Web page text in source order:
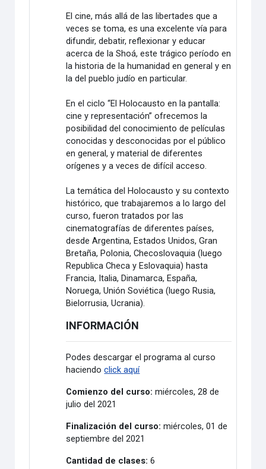
El cine, más allá de las libertades que a
veces se toma, es una excelente vía para
difundir, debatir, reflexionar y educar
acerca de la Shoá, este trágico período en
la historia de la humanidad en general y en
la del pueblo judío en particular.
En el ciclo “El Holocausto en la pantalla:
cine y representación” ofrecemos la
posibilidad del conocimiento de películas
conocidas y desconocidas por el público
en general, y material de diferentes
orígenes y a veces de difícil acceso.
La temática del Holocausto y su contexto
histórico, que trabajaremos a lo largo del
curso, fueron tratados por las
cinematografías de diferentes países,
desde Argentina, Estados Unidos, Gran
Bretaña, Polonia, Checoslovaquia (luego
Republica Checa y Eslovaquia) hasta
Francia, Italia, Dinamarca, España,
Noruega, Unión Soviética (luego Rusia,
Bielorrusia, Ucrania).
INFORMACIÓN
Podes descargar el programa al curso
haciendoclick aquí
Comienzo del curso: miércoles, 28 de
julio del 2021
Finalización del curso: miércoles, 01 de
septiembre del 2021
Cantidad de clases: 6